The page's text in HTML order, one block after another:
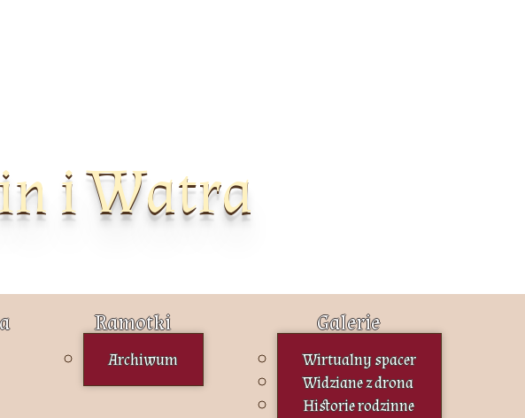
i Watra
Ramotki
Archiwum
Galerie
Wirtualny spacer
Widziane z drona
Historie rodzinne